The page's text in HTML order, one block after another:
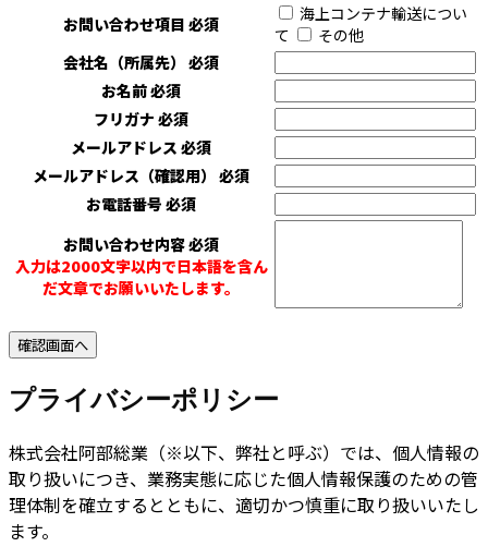
お問い合わせ項目 必須
海上コンテナ輸送につい
て
その他
会社名（所属先） 必須
お名前必須
フリガナ 必須
メールアドレス 必須
メールアドレス（確認用） 必須
お電話番号 必須
お問い合わせ内容必須
入力は2000文字以内で日本語を含ん
だ文章でお願いいたします。
プライバシーポリシー
株式会社阿部総業（※以下、弊社と呼ぶ）では、個人情報の
取り扱いにつき、業務実態に応じた個人情報保護のための管
理体制を確立するとともに、適切かつ慎重に取り扱いいたし
ます。